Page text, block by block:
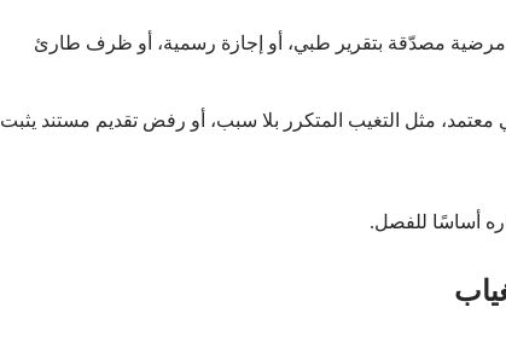
مصدّقة بتقرير طبي، أو إجازة رسمية، أو ظرف طارئ
معتمد، مثل التغيب المتكرر بلا سبب، أو رفض تقديم مستند يثبت
أساسًا للفصل.